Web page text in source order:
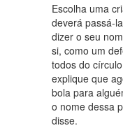
Escolha uma
deverá passá-
dizer o seu
si, como um
todos do
explique que
bola para
o nome dessa
disse.